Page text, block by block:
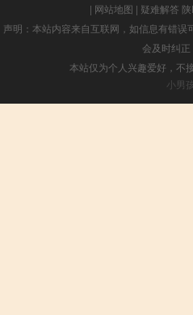
| 网站地图 | 疑难解答
声明：本站内容来自互联网，如信息有错
会及时纠
本站仅为个人兴趣爱好，不
小男孩